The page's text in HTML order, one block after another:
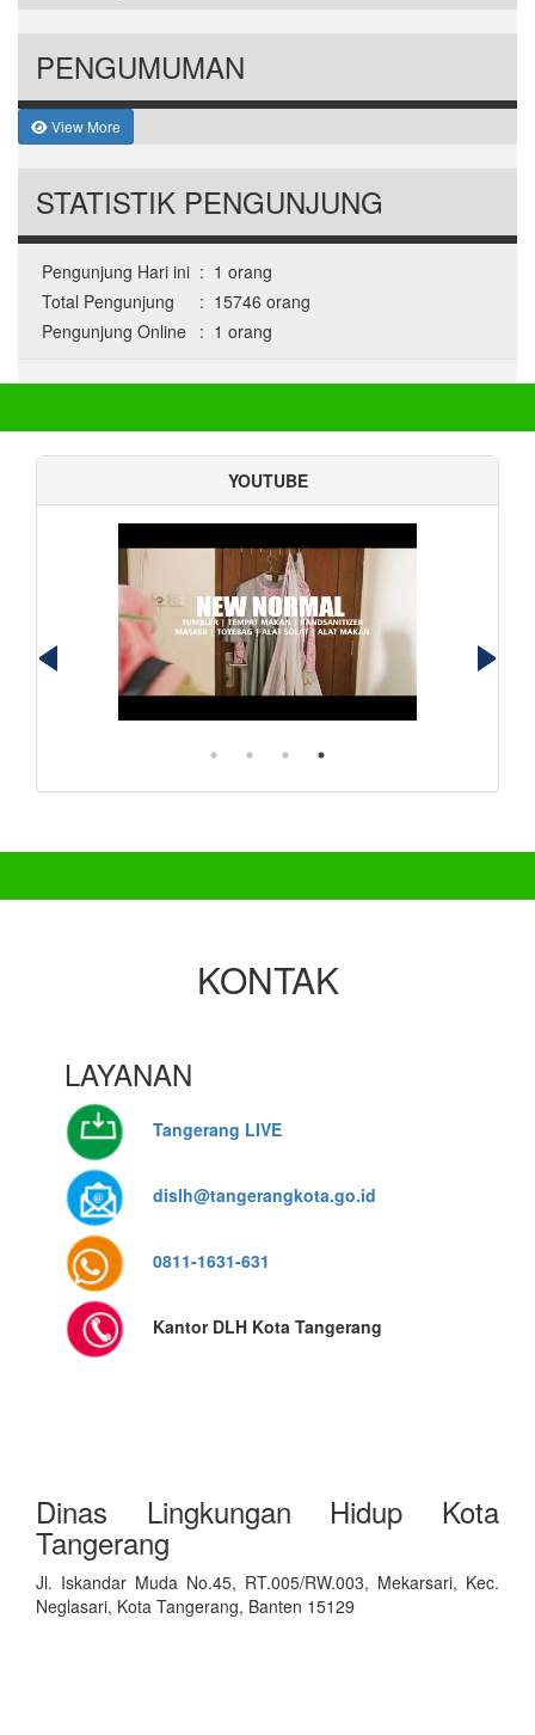
PENGUMUMAN
View More
STATISTIK PENGUNJUNG
Pengunjung Hari ini : 1 orang
Total Pengunjung
: 15746 orang
Pengunjung Online : 1 orang
YOUTUBE
KONTAK
LAYANAN
Tangerang LIVE
dislh@tangerangkota.go.id
0811-1631-631
Kantor DLH Kota Tangerang
Dinas Lingkungan Hidup Kota
Tangerang
Jl. Iskandar Muda No.45, RT.005/RW.003, Mekarsari, Kec.
Neglasari, Kota Tangerang, Banten 15129